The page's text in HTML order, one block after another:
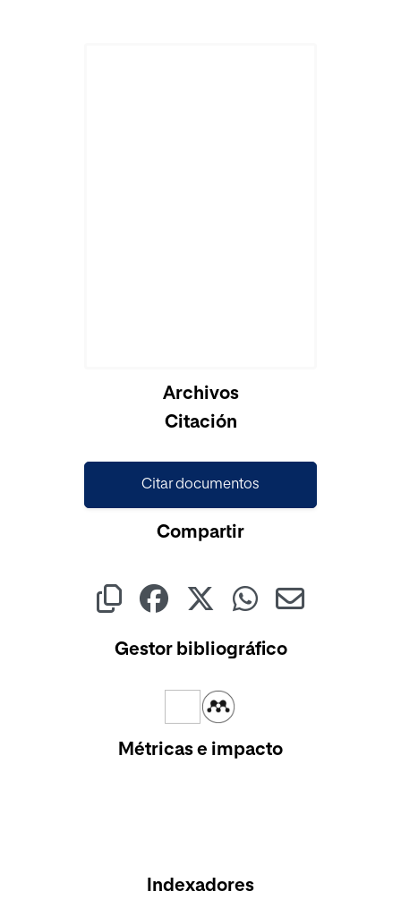
Archivos
Citación
Citar documentos
Compartir
Gestor bibliográfico
Métricas e impacto
Indexadores